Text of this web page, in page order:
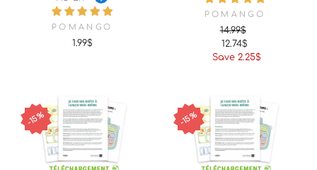
POMANGO
1.99$
POMANGO
Regular
price
14.99$
Sale
price
12.74$
Save 2.25$
15% 15%